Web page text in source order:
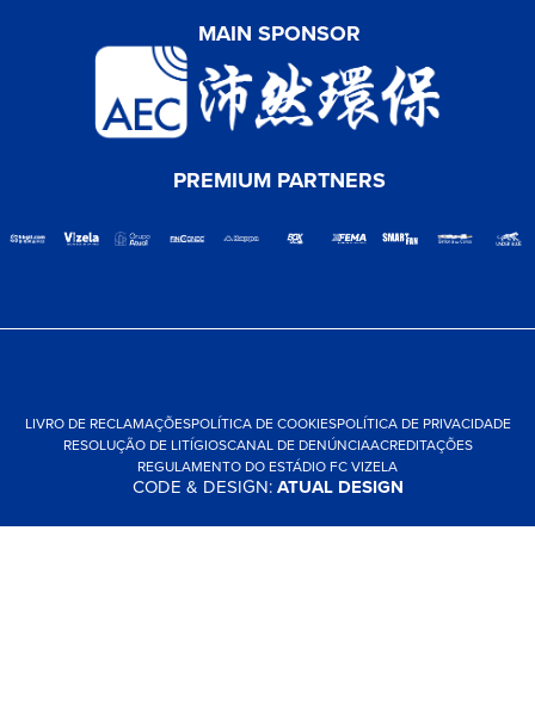
MAIN SPONSOR
PREMIUM PARTNERS
LIVRO DE RECLAMAÇÕESPOLÍTICA DE COOKIESPOLÍTICA DE PRIVACIDADE
RESOLUÇÃO DE LITÍGIOSCANAL DE DENÚNCIAACREDITAÇÕES
REGULAMENTO DO ESTÁDIO FC VIZELA
CODE & DESIGN:ATUAL DESIGN